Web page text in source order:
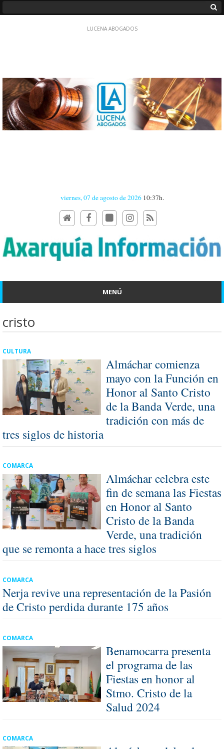
viernes, 07 de agosto de 2026 10:37h.
MENÚ
cristo
CULTURA
Almáchar comienza
mayo con la Función en
Honor al Santo Cristo
de la Banda Verde, una
tradición con más de
tres siglos de historia
COMARCA
Almáchar celebra este
fin de semana las Fiestas
en Honor al Santo
Cristo de la Banda
Verde, una tradición
que se remonta a hace tres siglos
COMARCA
Nerja revive una representación de la Pasión
de Cristo perdida durante 175 años
COMARCA
Benamocarra presenta
el programa de las
Fiestas en honor al
Stmo. Cristo de la
Salud 2024
COMARCA